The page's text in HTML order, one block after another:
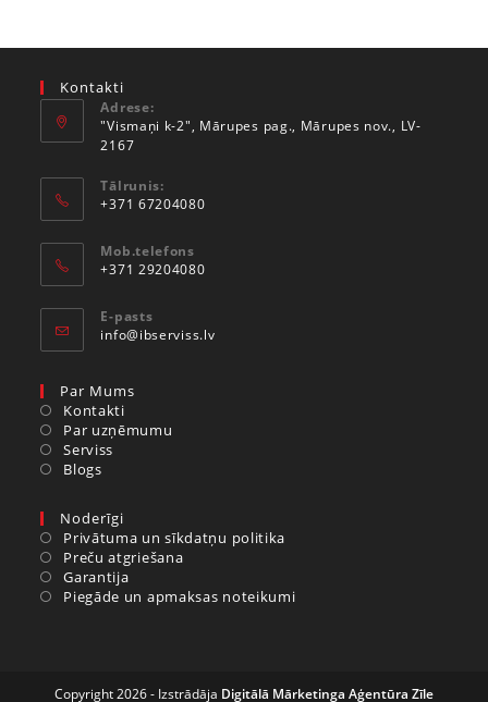
Kontakti
Adrese:
"Vismaņi k-2", Mārupes pag., Mārupes nov., LV-
2167
Tālrunis:
+371 67204080
Mob.telefons
+371 29204080
E-pasts
info@ibserviss.lv
Par Mums
Kontakti
Par uzņēmumu
Serviss
Blogs
Noderīgi
Privātuma un sīkdatņu politika
Preču atgriešana
Garantija
Piegāde un apmaksas noteikumi
Copyright 2026 - Izstrādāja Digitālā Mārketinga Aģentūra Zīle